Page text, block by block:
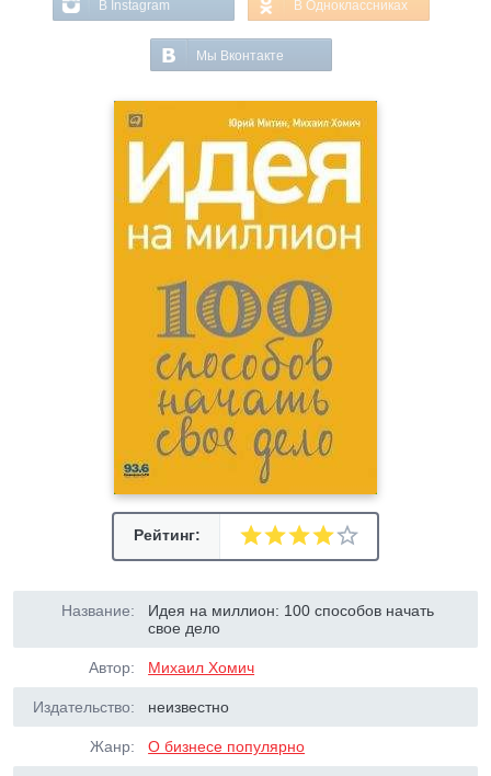
В Instagram В Одноклассниках
Мы Вконтакте
Рейтинг:
Название:
Идея на миллион: 100 способов начать
свое дело
Автор: Михаил Хомич
Издательство: неизвестно
Жанр: О бизнесе популярно